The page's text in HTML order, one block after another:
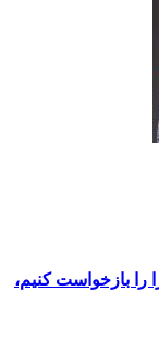
را بازخواست کنیم،